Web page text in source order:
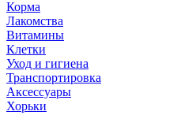
Корма
Лакомства
Витамины
Клетки
Уход и гигиена
Транспортировка
Аксессуары
Хорьки